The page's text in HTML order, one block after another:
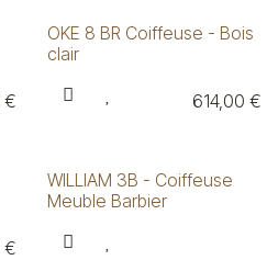
€
OKE 8 BR Coiffeuse - Bois
clair
614,00 €
€
WILLIAM 3B - Coiffeuse
Meuble Barbier